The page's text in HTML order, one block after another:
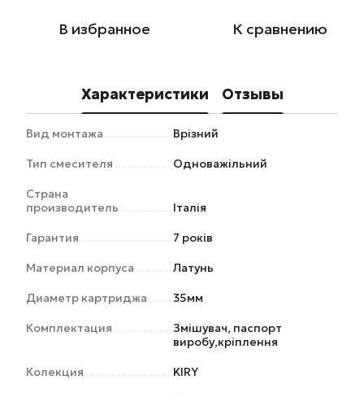
В избранное К сравнению
Характеристики Отзывы
Вид монтажа Врізний
Тип смесителя Одноважільний
Страна
производитель
Італія
Гарантия 7 років
Материал корпуса Латунь
Диаметр картриджа 35мм
Комплектация
Змішувач, паспорт
виробу,кріплення
Колекция KIRY